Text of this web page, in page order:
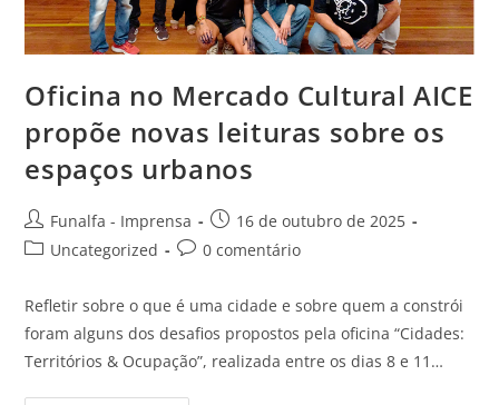
Oficina no Mercado Cultural AICE
propõe novas leituras sobre os
espaços urbanos
Funalfa - Imprensa
16 de outubro de 2025
Uncategorized
0 comentário
Refletir sobre o que é uma cidade e sobre quem a constrói
foram alguns dos desafios propostos pela oficina “Cidades:
Territórios & Ocupação”, realizada entre os dias 8 e 11…